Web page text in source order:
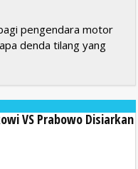
pengendara motor
denda tilang yang
VS Prabowo Disiarkan